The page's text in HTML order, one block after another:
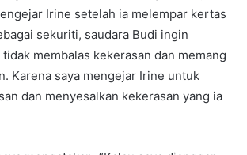
Irine setelah ia melempar kertas
sekuriti, saudara Budi ingin
membalas kekerasan dan memang
Karena saya mengejar Irine untuk
dan menyesalkan kekerasan yang ia